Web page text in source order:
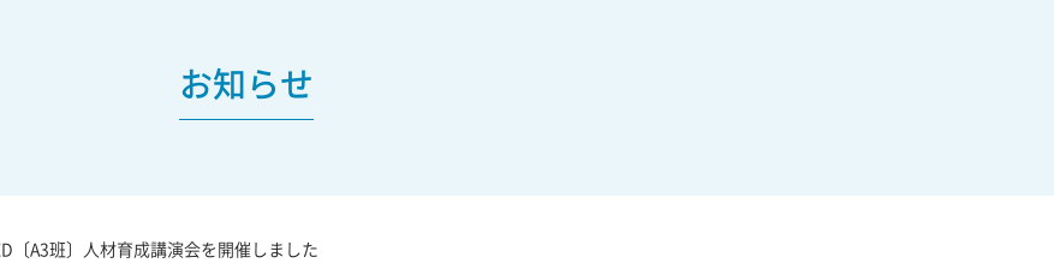
お知らせ
〔A3班〕人材育成講演会を開催しました